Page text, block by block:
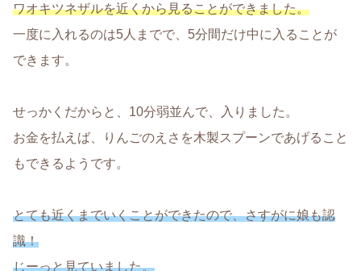
ワオキツネザルを近くから見ることができました。
一度に入れるのは5人までで、5分間だけ中に入ることが
できます。
せっかくだからと、10分弱並んで、入りました。
お金を払えば、りんごのえさを木製スプーンであげること
もできるようです。
とても近くまでいくことができたので、さすがに娘も認
識！
じーっと見ていました。